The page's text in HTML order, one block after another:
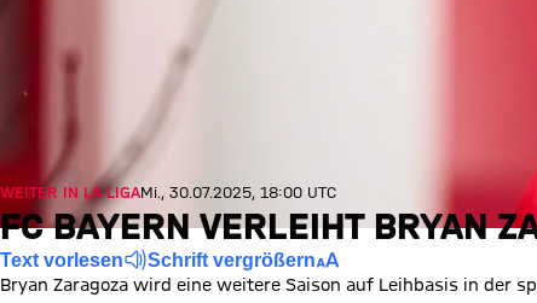
WEITER IN LA LIGAMi., 30.07.2025, 18:00 UTC
FC BAYERN VERLEIHT BRYAN
Text vorlesen Schrift vergrößern
Bryan Zaragoza wird eine weitere Saison auf Leihbasis in der